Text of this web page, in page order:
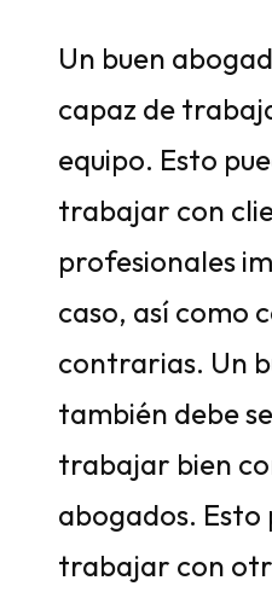
Un buen
capaz de
equipo. Esto
trabajar con
profesionales
caso, así como
contrarias. Un
también debe
trabajar bien
abogados. Esto
trabajar con